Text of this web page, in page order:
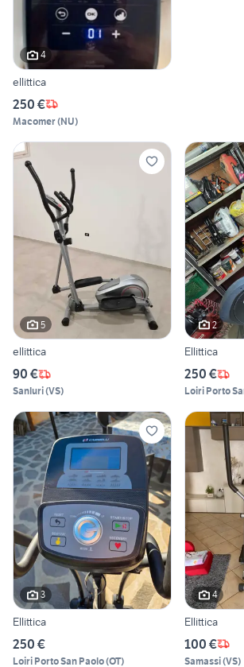
4
ellittica
250 €
Macomer(NU)
5
ellittica
90 €
Sanluri(VS)
2
Ellittica
250 €
Loiri Porto
3
Ellittica
250 €
Loiri Porto San Paolo(OT)
4
Ellittica
100 €
Samassi(VS)